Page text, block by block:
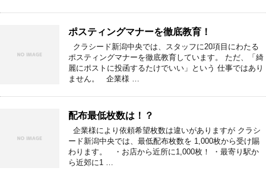
ポスティングマナーを徹底教育！
クラシード新潟中央では、スタッフに20項目にわたる
ポスティングマナーを徹底教育しています。 ただ、「綺
麗にポストに投函するたけでいい」という 仕事ではあり
ません。 企業様 …
配布最低枚数は！？
企業様により依頼希望枚数は違いがありますが クラシ
ード新潟中央では、最低配布枚数を 1,000枚から受け賜
わります。 ・お店から近所に1,000枚！ ・最寄り駅か
ら近郊に1 …